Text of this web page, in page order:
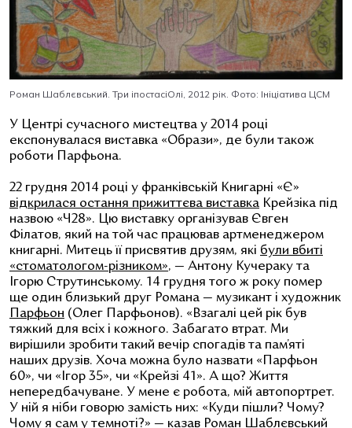
Роман Шаблєвський. Три іпостасіОлі, 2012 рік. Фото: Ініціатива ЦСМ
У Центрі сучасного мистецтва у 2014 році
експонувалася виставка «Образи», де були також
роботи Парфьона.
22 грудня 2014 році у франківській Книгарні «Є»
відкрилася остання прижиттєва виставка Крейзіка під
назвою «Ч28». Цю виставку організував Євген
Філатов, який на той час працював артменеджером
книгарні. Митець її присвятив друзям, які були вбиті
«стоматологом-різником», — Антону Кучераку та
Ігорю Струтинському. 14 грудня того ж року помер
ще один близький друг Романа — музикант і художник
Парфьон (Олег Парфьонов). «Взагалі цей рік був
тяжкий для всіх і кожного. Забагато втрат. Ми
вирішили зробити такий вечір спогадів та пам’яті
наших друзів. Хоча можна було назвати «Парфьон
60», чи «Ігор 35», чи «Крейзі 41». А що? Життя
непередбачуване. У мене є робота, мій автопортрет.
У ній я ніби говорю замість них: «Куди пішли? Чому?
Чому я сам у темноті?» — казав Роман Шаблєвський